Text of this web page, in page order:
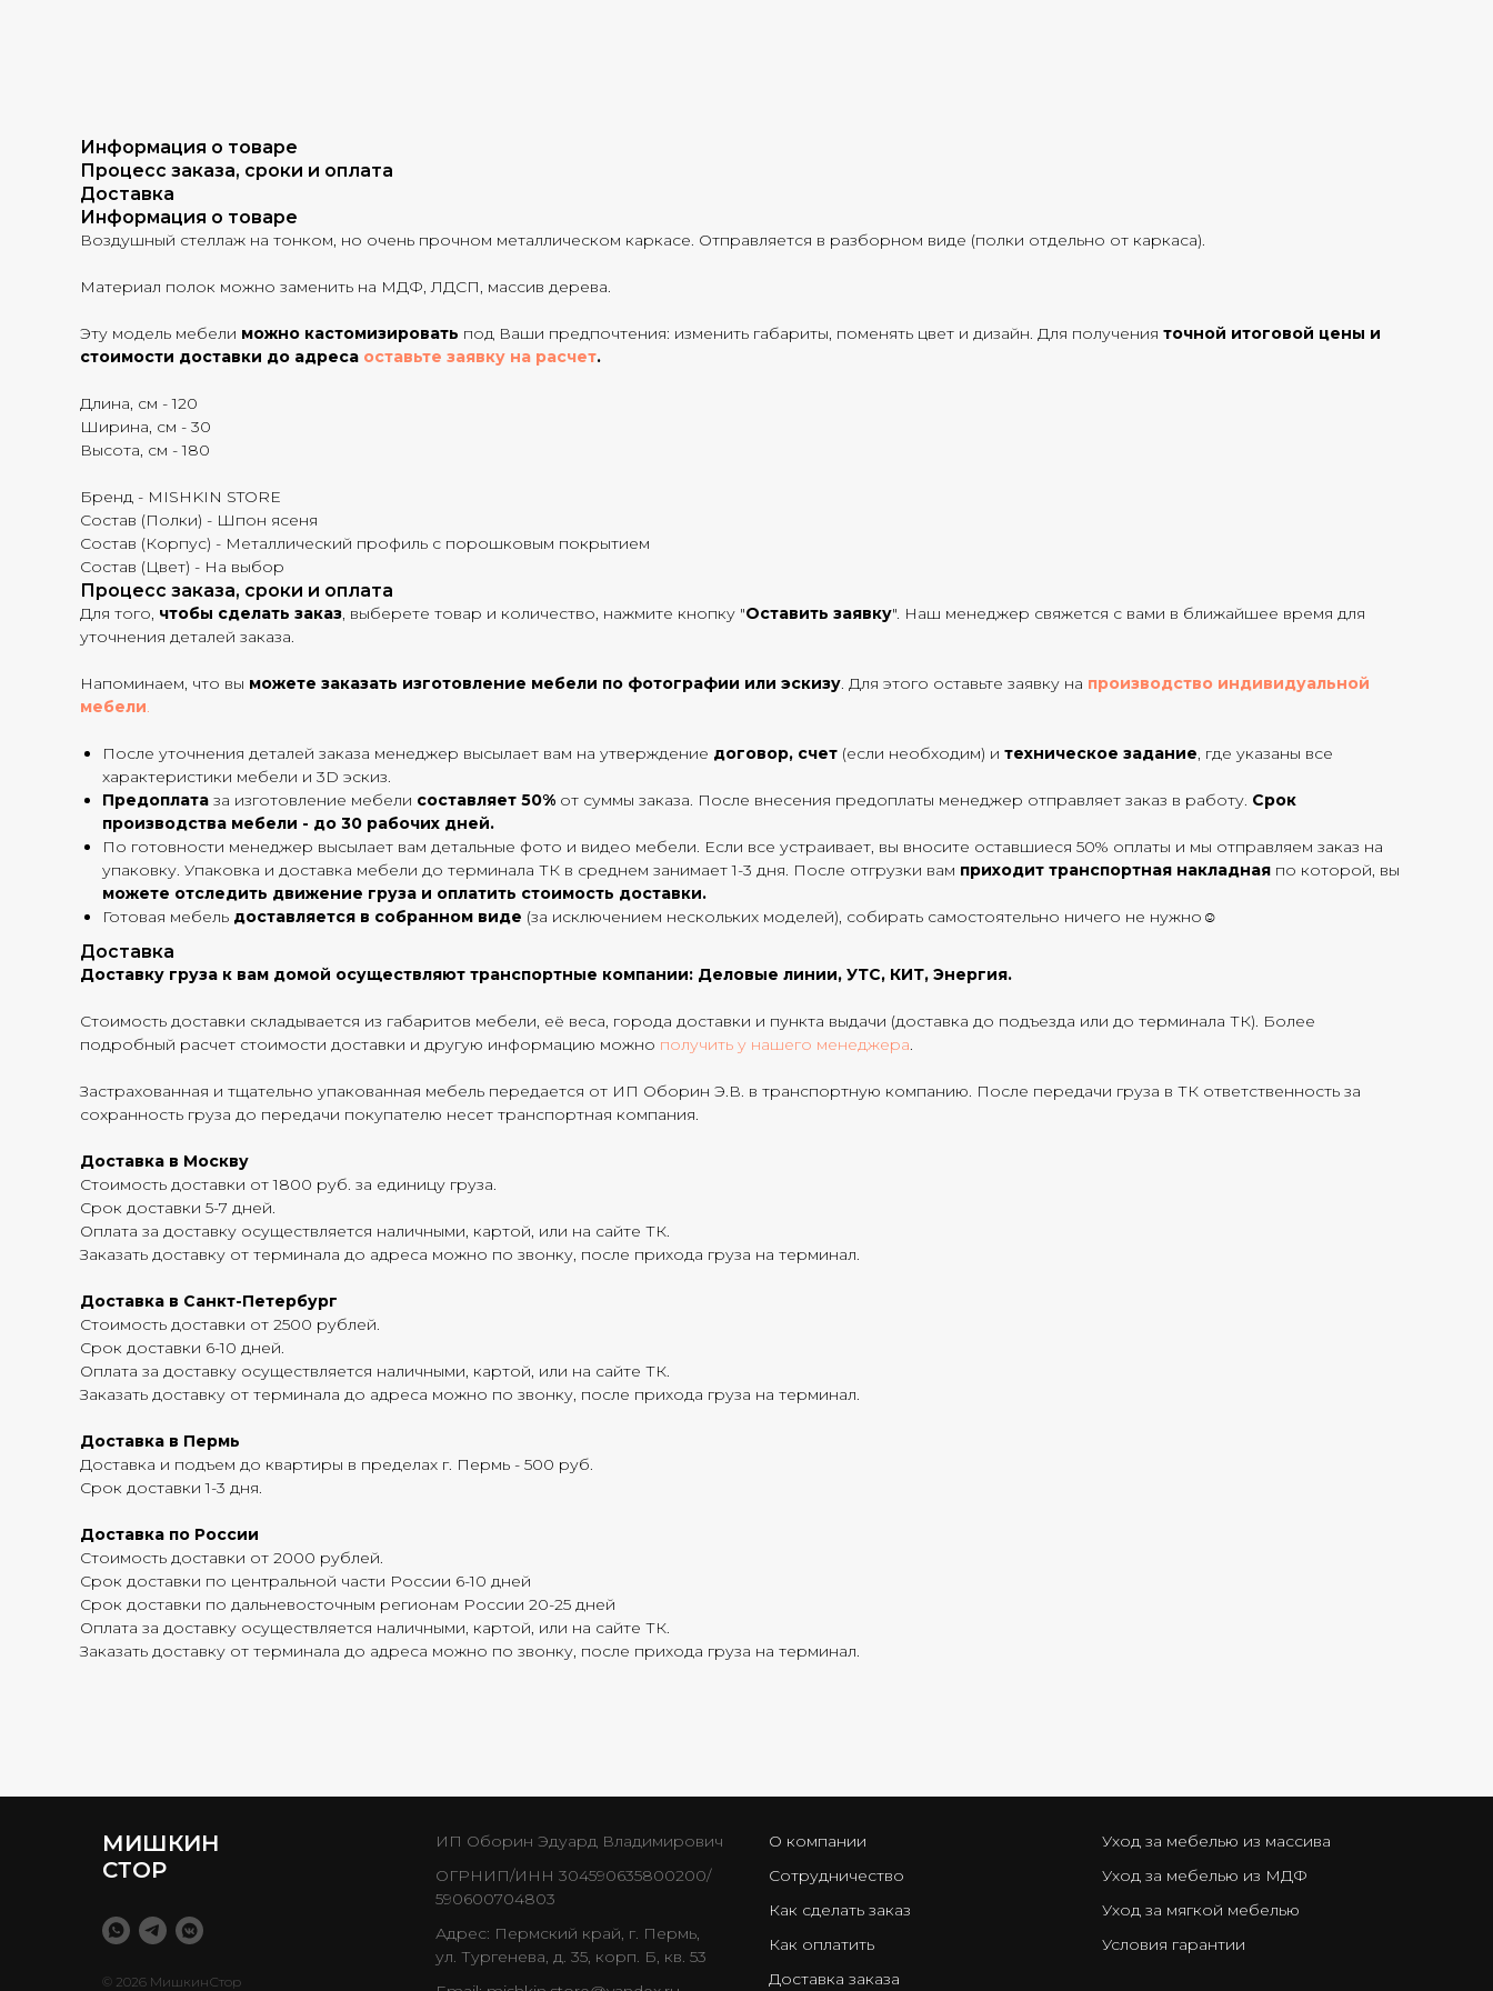
Информация о товаре
Процесс заказа, сроки и оплата
Доставка
Информация о товаре
Воздушный стеллаж на тонком, но очень прочном металлическом каркасе. Отправляется в разборном виде (полки отдельно от каркаса).
Материал полок можно заменить на МДФ, ЛДСП, массив дерева.
Эту модель мебели можно кастомизировать под Ваши предпочтения: изменить габариты, поменять цвет и дизайн. Для получения точной итоговой цены и
стоимости доставки до адреса оставьте заявку на расчет.
Длина, см - 120
Ширина, см - 30
Высота, см - 180
Бренд - MISHKIN STORE
Состав (Полки) - Шпон ясеня
Состав (Корпус) - Металлический профиль с порошковым покрытием
Состав (Цвет) - На выбор
Процесс заказа, сроки и оплата
Для того, чтобы сделать заказ, выберете товар и количество, нажмите кнопку "Оставить заявку". Наш менеджер свяжется с вами в ближайшее время для
уточнения деталей заказа.
Напоминаем, что вы можете заказать изготовление мебели по фотографии или эскизу. Для этого оставьте заявку на производство индивидуальной
мебели.
После уточнения деталей заказа менеджер высылает вам на утверждение договор, счет (если необходим) и техническое задание, где указаны все
характеристики мебели и 3D эскиз.
Предоплата за изготовление мебели составляет 50% от суммы заказа. После внесения предоплаты менеджер отправляет заказ в работу. Срок
производства мебели - до 30 рабочих дней.
По готовности менеджер высылает вам детальные фото и видео мебели. Если все устраивает, вы вносите оставшиеся 50% оплаты и мы отправляем заказ на
упаковку. Упаковка и доставка мебели до терминала ТК в среднем занимает 1-3 дня. После отгрузки вам приходит транспортная накладная по которой, вы
можете отследить движение груза и оплатить стоимость доставки.
Готовая мебель доставляется в собранном виде (за исключением нескольких моделей), собирать самостоятельно ничего не нужно☺
Доставка
Доставку груза к вам домой осуществляют транспортные компании: Деловые линии, УТС, КИТ, Энергия.
Стоимость доставки складывается из габаритов мебели, её веса, города доставки и пункта выдачи (доставка до подъезда или до терминала ТК). Более
подробный расчет стоимости доставки и другую информацию можно получить у нашего менеджера.
Застрахованная и тщательно упакованная мебель передается от ИП Оборин Э.В. в транспортную компанию. После передачи груза в ТК ответственность за
сохранность груза до передачи покупателю несет транспортная компания.
Доставка в Москву
Стоимость доставки от 1800 руб. за единицу груза.
Срок доставки 5-7 дней.
Оплата за доставку осуществляется наличными, картой, или на сайте ТК.
Заказать доставку от терминала до адреса можно по звонку, после прихода груза на терминал.
Доставка в Санкт-Петербург
Стоимость доставки от 2500 рублей.
Срок доставки 6-10 дней.
Оплата за доставку осуществляется наличными, картой, или на сайте ТК.
Заказать доставку от терминала до адреса можно по звонку, после прихода груза на терминал.
Доставка в Пермь
Доставка и подъем до квартиры в пределах г. Пермь - 500 руб.
Срок доставки 1-3 дня.
Доставка по России
Стоимость доставки от 2000 рублей.
Срок доставки по центральной части России 6-10 дней
Срок доставки по дальневосточным регионам России 20-25 дней
Оплата за доставку осуществляется наличными, картой, или на сайте ТК.
Заказать доставку от терминала до адреса можно по звонку, после прихода груза на терминал.
МИШКИН
СТОР
© 2026 МишкинСтор
ИП Оборин Эдуард Владимирович
ОГРНИП/ИНН 304590635800200/
590600704803
Адрес: Пермский край, г. Пермь,
ул. Тургенева, д. 35, корп. Б, кв. 53
О компании
Сотрудничество
Как сделать заказ
Как оплатить
Доставка заказа
Уход за мебелью из массива
Уход за мебелью из МДФ
Уход за мягкой мебелью
Условия гарантии